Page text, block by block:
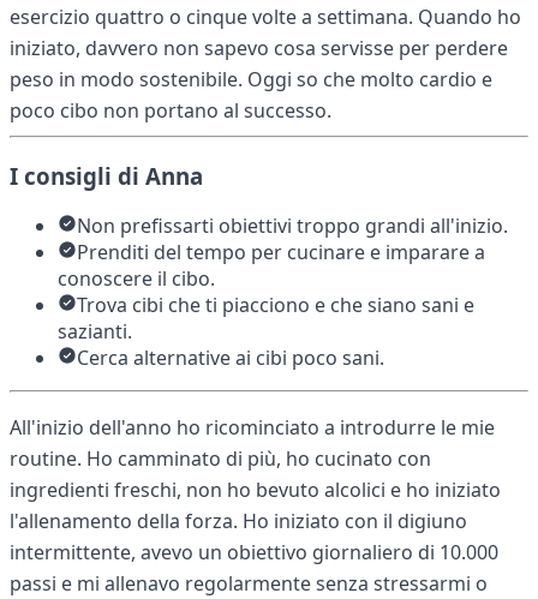
esercizio quattro o cinque volte a settimana. Quando ho
iniziato, davvero non sapevo cosa servisse per perdere
peso in modo sostenibile. Oggi so che molto cardio e
poco cibo non portano al successo.
I consigli di Anna
Non prefissarti obiettivi troppo grandi all'inizio.
Prenditi del tempo per cucinare e imparare a
conoscere il cibo.
Trova cibi che ti piacciono e che siano sani e
sazianti.
Cerca alternative ai cibi poco sani.
All'inizio dell'anno ho ricominciato a introdurre le mie
routine. Ho camminato di più, ho cucinato con
ingredienti freschi, non ho bevuto alcolici e ho iniziato
l'allenamento della forza. Ho iniziato con il digiuno
intermittente, avevo un obiettivo giornaliero di 10.000
passi e mi allenavo regolarmente senza stressarmi o